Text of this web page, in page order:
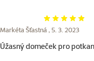
Hodnocení 100%
Markéta Šťastná , 5. 3. 2023
Úžasný domeček pro